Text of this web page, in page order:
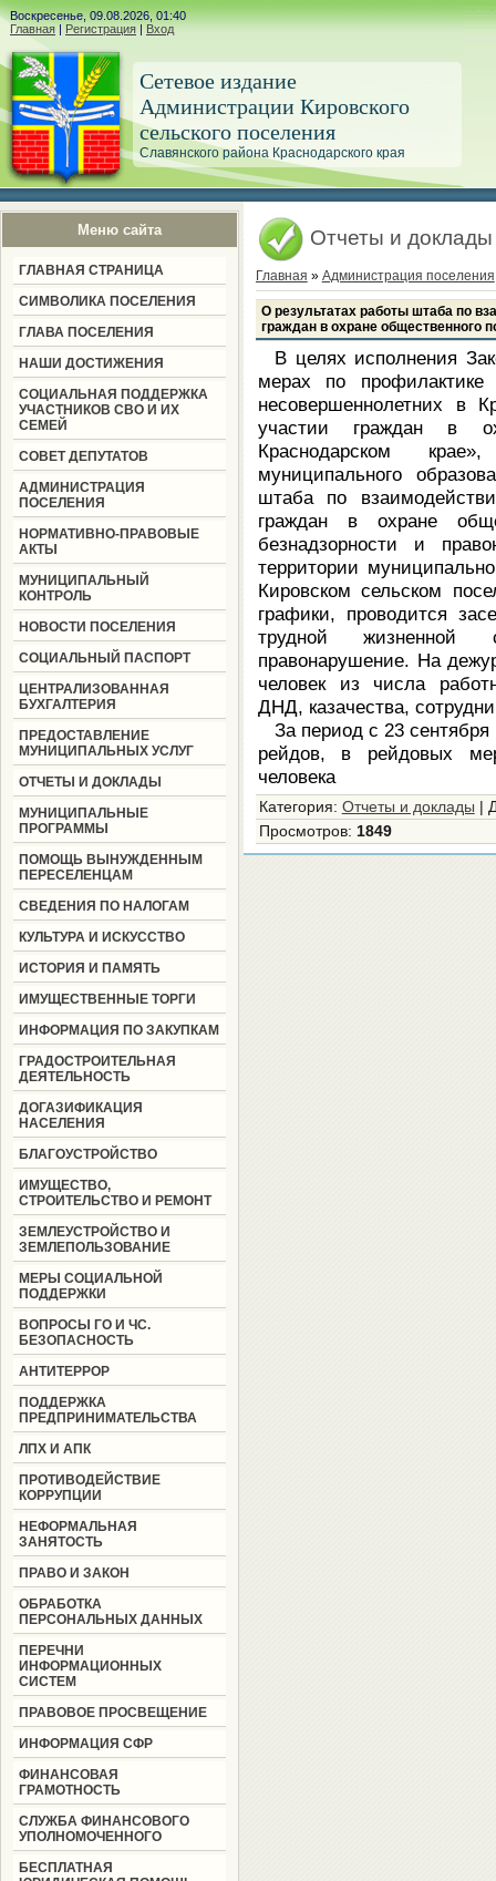
Воскресенье, 09.08.2026, 01:40
Главная | Регистрация | Вход
Сетевое издание
Администрации Кировского
сельского поселения
Славянского района Краснодарского края
Меню сайта
ГЛАВНАЯ СТРАНИЦА
СИМВОЛИКА ПОСЕЛЕНИЯ
ГЛАВА ПОСЕЛЕНИЯ
НАШИ ДОСТИЖЕНИЯ
СОЦИАЛЬНАЯ ПОДДЕРЖКА
УЧАСТНИКОВ СВО И ИХ
СЕМЕЙ
СОВЕТ ДЕПУТАТОВ
АДМИНИСТРАЦИЯ
ПОСЕЛЕНИЯ
НОРМАТИВНО-ПРАВОВЫЕ
АКТЫ
МУНИЦИПАЛЬНЫЙ
КОНТРОЛЬ
НОВОСТИ ПОСЕЛЕНИЯ
СОЦИАЛЬНЫЙ ПАСПОРТ
ЦЕНТРАЛИЗОВАННАЯ
БУХГАЛТЕРИЯ
ПРЕДОСТАВЛЕНИЕ
МУНИЦИПАЛЬНЫХ УСЛУГ
ОТЧЕТЫ И ДОКЛАДЫ
МУНИЦИПАЛЬНЫЕ
ПРОГРАММЫ
ПОМОЩЬ ВЫНУЖДЕННЫМ
ПЕРЕСЕЛЕНЦАМ
СВЕДЕНИЯ ПО НАЛОГАМ
КУЛЬТУРА И ИСКУССТВО
ИСТОРИЯ И ПАМЯТЬ
ИМУЩЕСТВЕННЫЕ ТОРГИ
ИНФОРМАЦИЯ ПО ЗАКУПКАМ
ГРАДОСТРОИТЕЛЬНАЯ
ДЕЯТЕЛЬНОСТЬ
ДОГАЗИФИКАЦИЯ
НАСЕЛЕНИЯ
БЛАГОУСТРОЙСТВО
ИМУЩЕСТВО,
СТРОИТЕЛЬСТВО И РЕМОНТ
ЗЕМЛЕУСТРОЙСТВО И
ЗЕМЛЕПОЛЬЗОВАНИЕ
МЕРЫ СОЦИАЛЬНОЙ
ПОДДЕРЖКИ
ВОПРОСЫ ГО И ЧС.
БЕЗОПАСНОСТЬ
АНТИТЕРРОР
ПОДДЕРЖКА
ПРЕДПРИНИМАТЕЛЬСТВА
ЛПХ И АПК
ПРОТИВОДЕЙСТВИЕ
КОРРУПЦИИ
НЕФОРМАЛЬНАЯ
ЗАНЯТОСТЬ
ПРАВО И ЗАКОН
ОБРАБОТКА
ПЕРСОНАЛЬНЫХ ДАННЫХ
ПЕРЕЧНИ
ИНФОРМАЦИОННЫХ
СИСТЕМ
ПРАВОВОЕ ПРОСВЕЩЕНИЕ
ИНФОРМАЦИЯ СФР
ФИНАНСОВАЯ
ГРАМОТНОСТЬ
СЛУЖБА ФИНАНСОВОГО
УПОЛНОМОЧЕННОГО
БЕСПЛАТНАЯ
Отчеты и доклады
Главная » Администрация поселения
О результатах работы штаба по
граждан в охране общественного
В целях исполнения
мерах по профилактике
несовершеннолетних в
участии граждан в
Краснодарском
муниципального
штаба по
граждан в охране
безнадзорности и
территории
Кировском сельском
графики, проводится
трудной жизненной
правонарушение. На
человек из числа
ДНД, казачества,
За период с 23 сентября
рейдов, в рейдовых
человека
Категория: Отчеты и доклады
Просмотров: 1849